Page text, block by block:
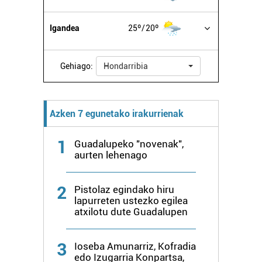
datuen atalean. Edozein unetan alda edo ken dezakezu
zure baimena Cookieen adierazpenean.
Webgune honek cookie propioak eta hirugarrenen cookie-
fitxategiak erabiltzen ditu. Zure esperientzia eta
zerbitzuak hobetzeko asmoz, cookie teknologiaz
baliatzen gara. Ohar hau onartuz gero, teknologia hori
erabiltzeko baimen esplizitua ematen diguzu.
irakurri
Igandea 25º 20º
Gehiago: Hondarribia
Azken 7 egunetako irakurrienak
1
Guadalupeko "novenak",
aurten lehenago
2
Pistolaz egindako hiru
lapurreten ustezko egilea
atxilotu dute Guadalupen
3
Ioseba Amunarriz, Kofradia
edo Izugarria Konpartsa,